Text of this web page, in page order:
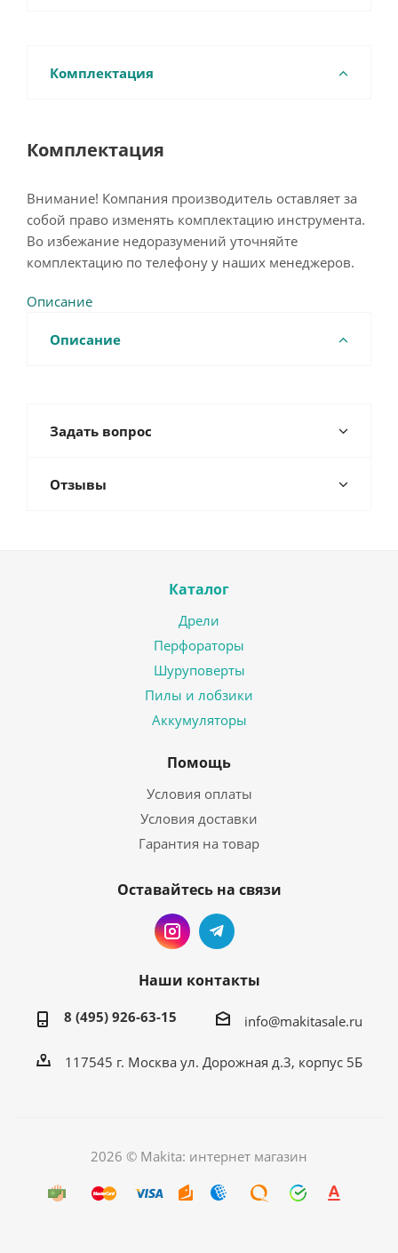
Комплектация
Комплектация
Внимание! Компания производитель оставляет за
собой право изменять комплектацию инструмента.
Во избежание недоразумений уточняйте
комплектацию по телефону у наших менеджеров.
Описание
Описание
Задать вопрос
Отзывы
Каталог
Дрели
Перфораторы
Шуруповерты
Пилы и лобзики
Аккумуляторы
Помощь
Условия оплаты
Условия доставки
Гарантия на товар
Оставайтесь на связи
Наши контакты
8 (495) 926-63-15 info@makitasale.ru
117545 г. Москва ул. Дорожная д.3, корпус 5Б
2026 © Makita: интернет магазин